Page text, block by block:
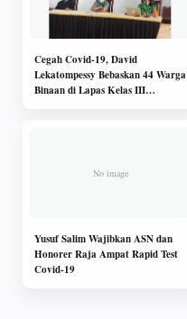
Cegah Covid-19, David
Lekatompessy Bebaskan 44 Warga
Binaan di Lapas Kelas III
Yusuf Salim Wajibkan ASN dan
Honorer Raja Ampat Rapid Test
Covid-19